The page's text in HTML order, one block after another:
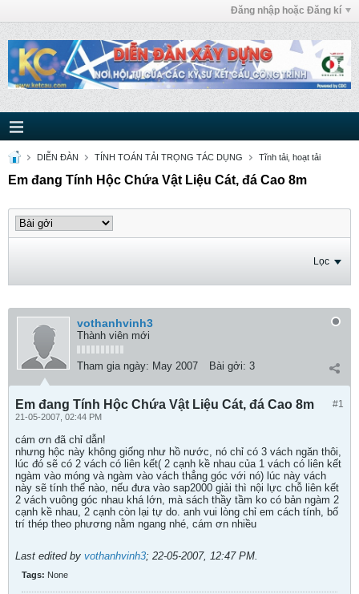
Đăng nhập hoặc Đăng kí
DIỄN ĐÀN TÍNH TOÁN TẢI TRỌNG TÁC DỤNG Tĩnh tải, hoạt tải
Em đang Tính Hộc Chứa Vật Liệu Cát, đá Cao 8m
Lọc
vothanhvinh3
Thành viên mới
Tham gia ngày: May 2007 Bài gởi: 3
#1
Em đang Tính Hộc Chứa Vật Liệu Cát, đá Cao 8m
21-05-2007, 02:44 PM
cám ơn đã chỉ dẫn!
nhưng hộc này không giống như hồ nước, nó chỉ có 3 vách ngăn thôi,
lúc đó sẽ có 2 vách có liên kết( 2 cạnh kề nhau của 1 vách có liên kết
ngàm vào móng và ngàm vào vách thẳng góc với nó) lúc này vách
này sẽ tính thế nào, nếu đưa vào sap2000 giải thì nội lực chỗ liên kết
2 vách vuông góc nhau khá lớn, mà sách thầy tầm ko có bản ngàm 2
cạnh kề nhau, 2 cạnh còn lại tự do. anh vui lòng chỉ em cách tính, bố
trí thép theo phương nằm ngang nhé, cám ơn nhiều
Last edited by vothanhvinh3; 22-05-2007, 12:47 PM.
Tags: None